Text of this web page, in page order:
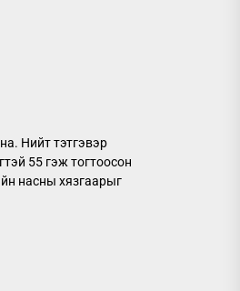
Нийт тэтгэвэр
55 гэж тогтоосон
насны хязгаарыг